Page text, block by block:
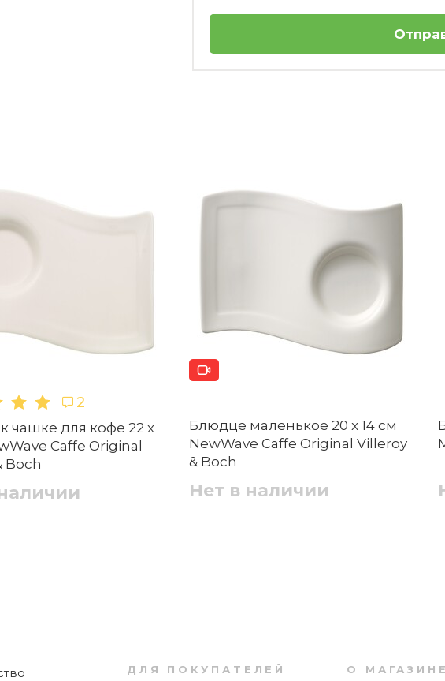
Нет в
Блюдце чайное 16 см Chateau
Septfontaines Villeroy & Boch
Блюдце
& Boch
Chateau Septfontaines
эспрессо?
его внешний вид?
напитков?
Septfontaines?
2
чашке для кофе 22 х
Caffe Original
Boch
Блюдце маленькое 20 x 14 см
NewWave Caffe Original Villeroy
& Boch
Нет в наличии
ДЛЯ ПОКУПАТЕЛЕЙ О МАГАЗИНЕ